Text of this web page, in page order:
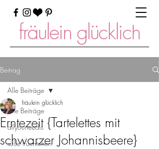
fräulein glücklich
Beitrag
Alle Beiträge
allyouneedis
süße früchtchen
Alle Beiträge
Erntezeit {Tartelettes mit
schwarzer Johannisbeere}
fräulein glücklich